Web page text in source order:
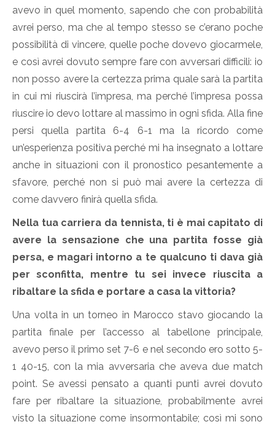
avevo in quel momento, sapendo che con probabilità
avrei perso, ma che al tempo stesso se c’erano poche
possibilità di vincere, quelle poche dovevo giocarmele,
e così avrei dovuto sempre fare con avversari difficili: io
non posso avere la certezza prima quale sarà la partita
in cui mi riuscirà l’impresa, ma perché l’impresa possa
riuscire io devo lottare al massimo in ogni sfida. Alla fine
persi quella partita 6-4 6-1 ma la ricordo come
un’esperienza positiva perché mi ha insegnato a lottare
anche in situazioni con il pronostico pesantemente a
sfavore, perché non si può mai avere la certezza di
come davvero finirà quella sfida.
Nella tua carriera da tennista, ti è mai capitato di
avere la sensazione che una partita fosse già
persa, e magari intorno a te qualcuno ti dava già
per sconfitta, mentre tu sei invece riuscita a
ribaltare la sfida e portare a casa la vittoria?
Una volta in un torneo in Marocco stavo giocando la
partita finale per l’accesso al tabellone principale,
avevo perso il primo set 7-6 e nel secondo ero sotto 5-
1 40-15, con la mia avversaria che aveva due match
point. Se avessi pensato a quanti punti avrei dovuto
fare per ribaltare la situazione, probabilmente avrei
visto la situazione come insormontabile; così mi sono